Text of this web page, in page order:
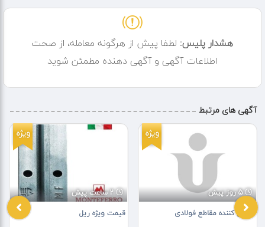
هشدار پلیس: لطفا پیش از هرگونه معامله، از صحت
اطلاعات آگهی و آگهی دهنده مطمئن شوید
آگهی های مرتبط
ویژه
2 ساعت پیش
قیمت ویژه ریل
ویژه
5 روز پیش
تامین کننده مقاطع فولادی